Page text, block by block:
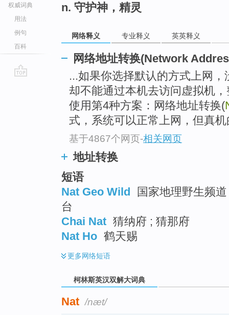
权威词典
用法
例句
百科
n. 守护神，精灵
网络释义 专业释义 英英释义
网络地址转换(Network
...如果你选择默认的方式上网
却不能通过本机去访问虚拟机
使用第4种方案：网络地址转换(
式，系统可以正常上网，但真
基于4867个网页-相关网页
地址转换
短语
Nat Geo Wild
国家地理野生频
台
Chai Nat 猜纳府 ; 猜那府
Nat Ho 鹤天赐
更多网络短语
柯林斯英汉双解大词典
Nat /næt/